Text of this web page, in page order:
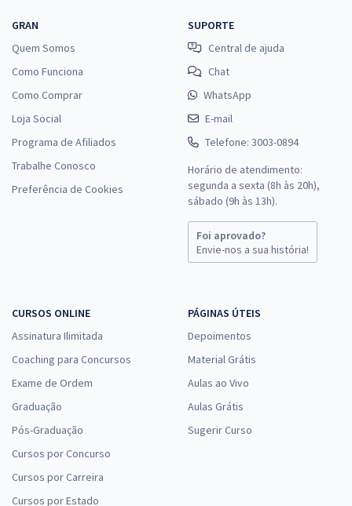
GRAN
Quem Somos
Como Funciona
Como Comprar
Loja Social
Programa de Afiliados
Trabalhe Conosco
Preferência de Cookies
SUPORTE
Central de ajuda
Chat
WhatsApp
E-mail
Telefone: 3003-0894
Horário de atendimento:
segunda a sexta (8h às 20h),
sábado (9h às 13h).
Foi aprovado?
Envie-nos a sua história!
CURSOS ONLINE
Assinatura Ilimitada
Coaching para Concursos
Exame de Ordem
Graduação
Pós-Graduação
Cursos por Concurso
Cursos por Carreira
Cursos por Estado
PÁGINAS ÚTEIS
Depoimentos
Material Grátis
Aulas ao Vivo
Aulas Grátis
Sugerir Curso